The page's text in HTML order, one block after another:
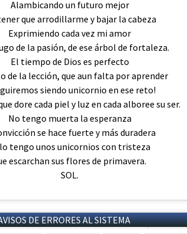
Alambicando un futuro mejor
que arrodillarme y bajar la cabeza
Exprimiendo cada vez mi amor
de la pasión, de ese árbol de fortaleza.
El tiempo de Dios es perfecto
de la lección, que aun falta por aprender
siendo unicornio en ese reto!
dore cada piel y luz en cada alboree su ser.
No tengo muerta la esperanza
se hace fuerte y más duradera
tengo unos unicornios con tristeza
escarchan sus flores de primavera.
SOL.
DE ERRORES AL SISTEMA